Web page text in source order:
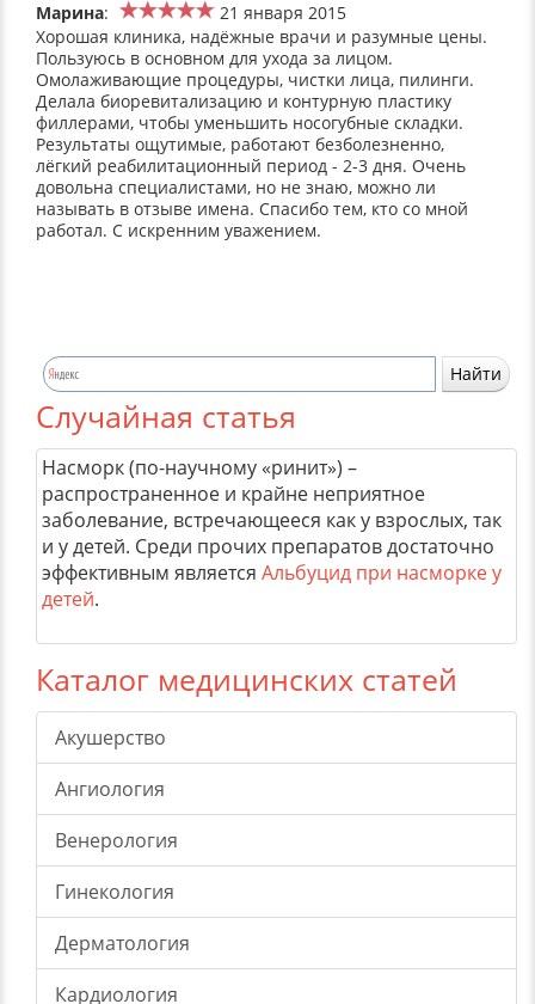
Марина:
21 января 2015
Хорошая клиника, надёжные врачи и разумные цены.
Пользуюсь в основном для ухода за лицом.
Омолаживающие процедуры, чистки лица, пилинги.
Делала биоревитализацию и контурную пластику
филлерами, чтобы уменьшить носогубные складки.
Результаты ощутимые, работают безболезненно,
лёгкий реабилитационный период - 2-3 дня. Очень
довольна специалистами, но не знаю, можно ли
называть в отзыве имена. Спасибо тем, кто со мной
работал. С искренним уважением.
Случайная статья
Насморк (по-научному «ринит») –
распространенное и крайне неприятное
заболевание, встречающееся как у взрослых, так
и у детей. Среди прочих препаратов достаточно
эффективным является Альбуцид при насморке у
детей.
Каталог медицинских статей
Акушерство
Ангиология
Венерология
Гинекология
Дерматология
Кардиология